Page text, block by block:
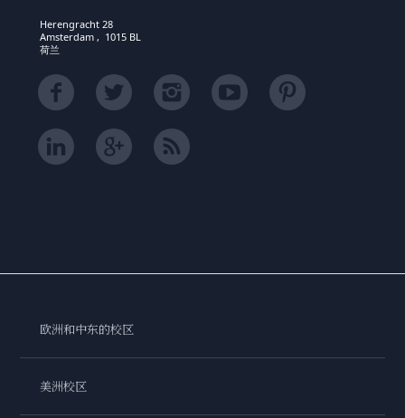
Herengracht 28
Amsterdam , 1015 BL
荷兰
欧洲和中东的校区
美洲校区